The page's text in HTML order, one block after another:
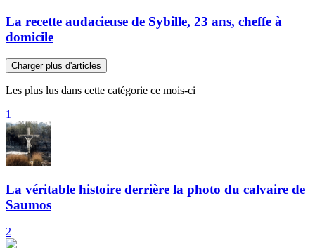
La recette audacieuse de Sybille, 23 ans, cheffe à
domicile
Charger plus d'articles
Les plus lus dans cette catégorie ce mois-ci
1
La véritable histoire derrière la photo du calvaire de
Saumos
2